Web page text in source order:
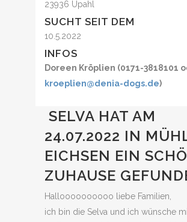
23936 Upahl
SUCHT SEIT DEM
10.5.2022
INFOS
Doreen Kröplien (0171-3818101
kroeplien@denia-dogs.de)
SELVA HAT AM
24.07.2022 IN
EICHSEN EIN
ZUHAUSE
Halloooooooooo liebe Familien,
ich bin die Selva und ich wünsche